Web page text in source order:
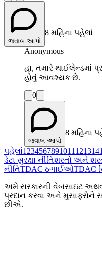
જવાબ આપો
8 મહિના પહેલાં
Anonymous
હા, તમારે થાઈલેન્ડમાં
હોવું આવશ્યક છે.
0
જવાબ આપો
8 મહિના
પહેલાં1 234567891011 121314
ડેટા સુરક્ષા નીતિશરતો અને
નીતિTDAC ઠગાઈઓTDAC
અમે સરકારની વેબસાઇટ
પ્રદાન કરવા અને મુસાફરોને
છીએ.